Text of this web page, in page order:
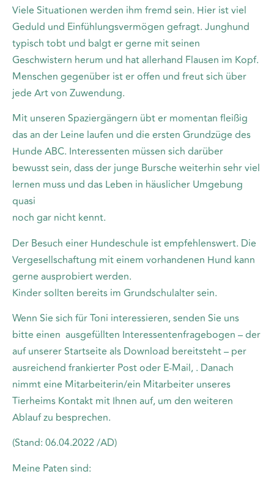
Viele Situationen werden ihm fremd sein. Hier ist viel
Geduld und Einfühlungsvermögen gefragt. Junghund
typisch tobt und balgt er gerne mit seinen
Geschwistern herum und hat allerhand Flausen im Kopf.
Menschen gegenüber ist er offen und freut sich über
jede Art von Zuwendung.
Mit unseren Spaziergängern übt er momentan fleißig
das an der Leine laufen und die ersten Grundzüge des
Hunde ABC. Interessenten müssen sich darüber
bewusst sein, dass der junge Bursche weiterhin sehr viel
lernen muss und das Leben in häuslicher Umgebung
quasi
noch gar nicht kennt.
Der Besuch einer Hundeschule ist empfehlenswert. Die
Vergesellschaftung mit einem vorhandenen Hund kann
gerne ausprobiert werden.
Kinder sollten bereits im Grundschulalter sein.
Wenn Sie sich für Toni interessieren, senden Sie uns
bitte einen ausgefüllten Interessentenfragebogen – der
auf unserer Startseite als Download bereitsteht – per
ausreichend frankierter Post oder E-Mail, . Danach
nimmt eine Mitarbeiterin/ein Mitarbeiter unseres
Tierheims Kontakt mit Ihnen auf, um den weiteren
Ablauf zu besprechen.
(Stand: 06.04.2022 /AD)
Meine Paten sind: